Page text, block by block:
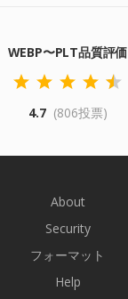
WEBP〜PLT品質評価
4.7 (806投票)
About
Security
フォーマット
Help